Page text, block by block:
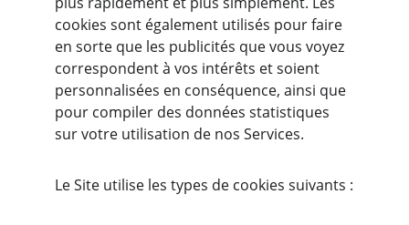
cookies sont également utilisés pour faire
en sorte que les publicités que vous voyez
correspondent à vos intérêts et soient
personnalisées en conséquence, ainsi que
pour compiler des données statistiques
sur votre utilisation de nos Services.
Le Site utilise les types de cookies suivants :